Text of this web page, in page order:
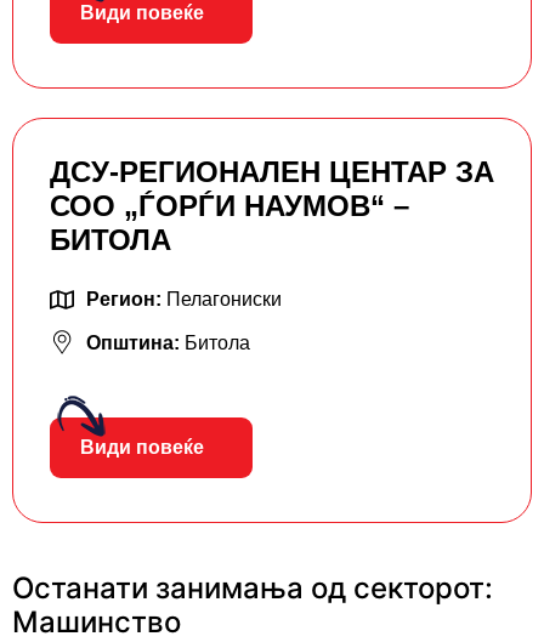
Види повеќе
ДСУ-РЕГИОНАЛЕН ЦЕНТАР ЗА
СОО „ЃОРЃИ НАУМОВ“ –
БИТОЛА
Регион: Пелагониски
Општина: Битола
Види повеќе
Останати занимања од секторот:
Машинство